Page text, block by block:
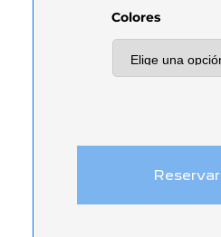
Colores
cantidad
Reservar